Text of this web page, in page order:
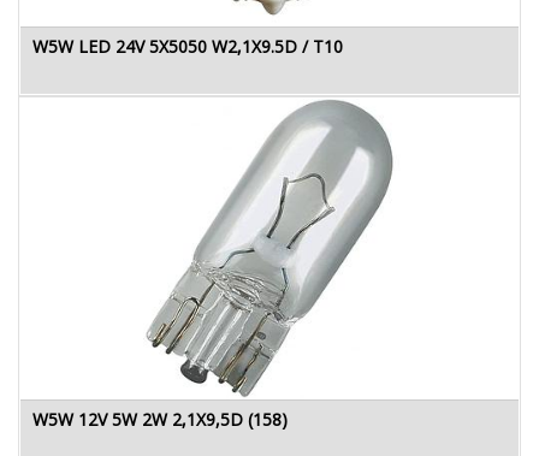
W5W LED 24V 5X5050 W2,1X9.5D / T10
W5W 12V 5W 2W 2,1X9,5D (158)